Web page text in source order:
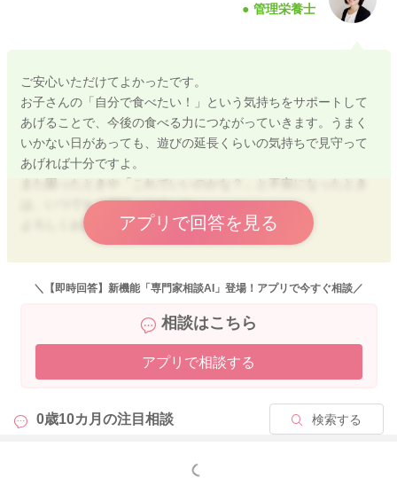
管理栄養士
ご安心いただけてよかったです。
お子さんの「自分で食べたい！」という気持ちをサポートして
あげることで、今後の食べる力につながっていきます。うまく
いかない日があっても、遊びの延長くらいの気持ちで見守って
あげれば十分ですよ。
また困ったときや「これでいいのかな？」と不安になったとき
は、いつでもご相談くださいね。
よろしくお願いいたします。アプリで回答を見る
＼【即時回答】新機能「専門家相談AI」登場！アプリで今すぐ相談／
相談はこちら
アプリで相談する
0歳10カ月の注目相談 検索する
もっと見る